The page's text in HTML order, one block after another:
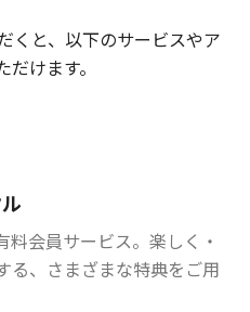
くと、以下のサービスやア
けます。
会員サービス。楽しく・
る、さまざまな特典をご用